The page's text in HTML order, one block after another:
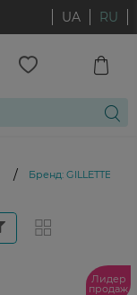
UA RU
/ Бренд: GILLETTE
Лидер
продаж